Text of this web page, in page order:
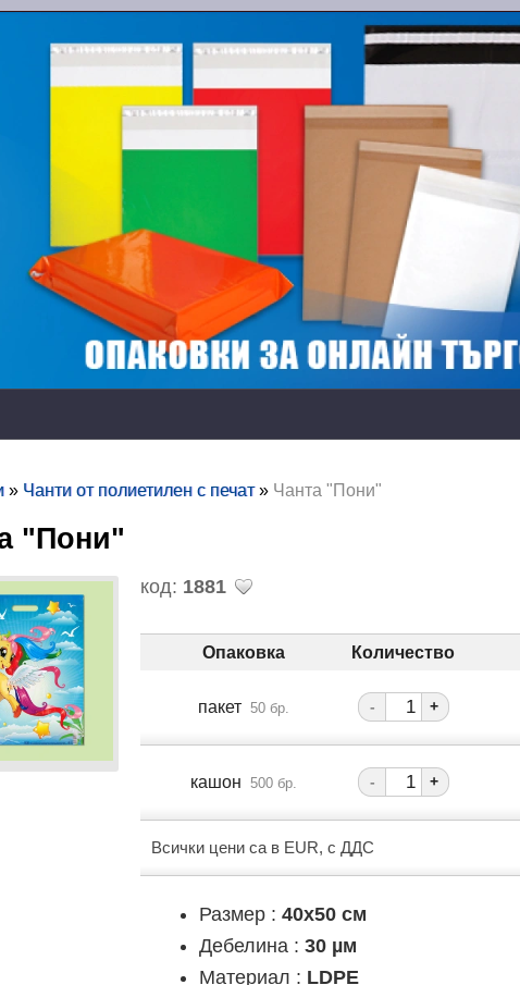
» Чанти от полиетилен с печат» Чанта "Пони"
"Пони"
код: 1881
Опаковка Количество
пакет 50 бр. - +
кашон 500 бр. - +
Всички цени са в EUR, с ДДС
Размер :40x50 см
Дебелина :30 µм
Материал : LDPE